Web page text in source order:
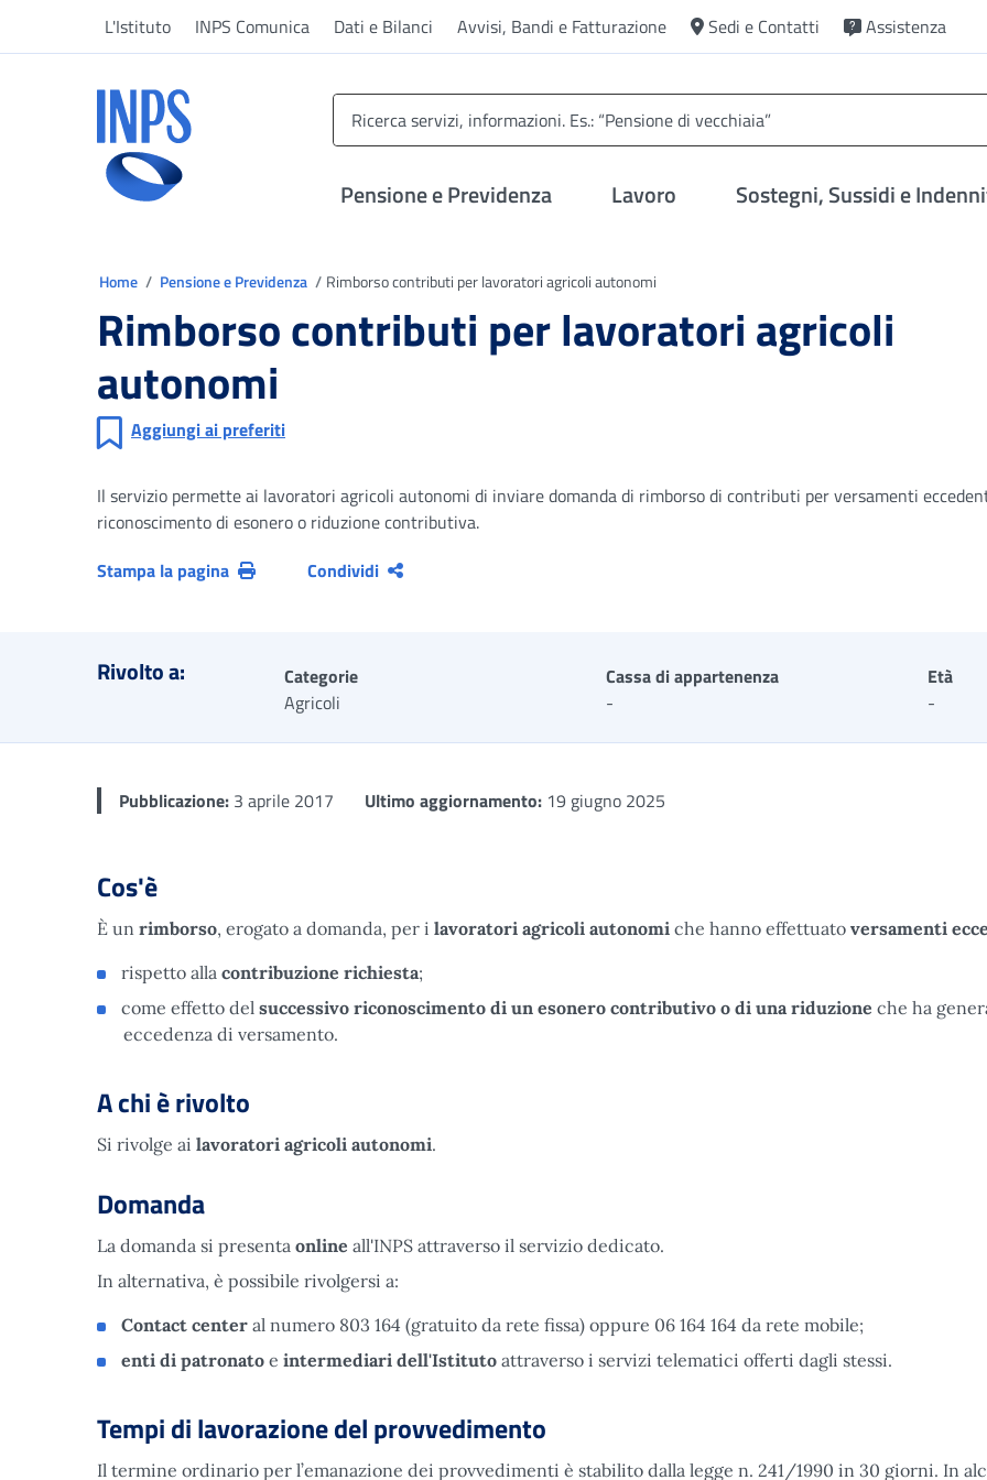
L'Istituto INPS Comunica Dati e Bilanci Avvisi, Bandi e Fatturazione Sedi e Contatti Assistenza
Pensione e Previdenza Lavoro Sostegni, Sussidi e
Home Pensione e Previdenza Rimborso contributi per lavoratori agricoli autonomi
Rimborso contributi per lavoratori agricoli
autonomi
Aggiungi ai preferiti
Il servizio permette ai lavoratori agricoli autonomi di inviare domanda di rimborso di contributi per versamenti
riconoscimento di esonero o riduzione contributiva.
Stampa la pagina
Condividi
Rivolto a:
Categorie
Agricoli
Cassa di appartenenza
-
Età
-
Pubblicazione: 3 aprile 2017 Ultimo aggiornamento: 19 giugno 2025
Cos'è
È un rimborso, erogato a domanda, per i lavoratori agricoli autonomi che hanno effettuato versamenti
rispetto alla contribuzione richiesta;
come effetto del successivo riconoscimento di un esonero contributivo o di una riduzione che ha
eccedenza di versamento.
A chi è rivolto
Si rivolge ai lavoratori agricoli autonomi.
Domanda
La domanda si presenta online all'INPS attraverso il servizio dedicato.
In alternativa, è possibile rivolgersi a:
Contact center al numero 803 164 (gratuito da rete fissa) oppure 06 164 164 da rete mobile;
enti di patronato e intermediari dell'Istituto attraverso i servizi telematici offerti dagli stessi.
Tempi di lavorazione del provvedimento
Il termine ordinario per l’emanazione dei provvedimenti è stabilito dalla legge n. 241/1990 in 30 giorni. In